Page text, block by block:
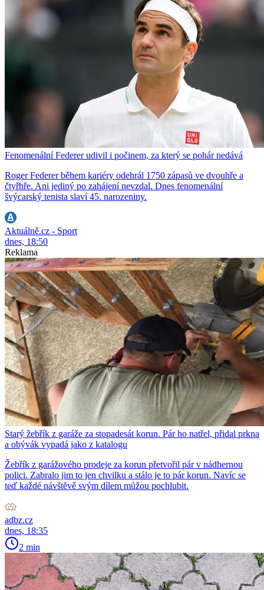
Fenomenální Federer udivil i počinem, za který se pohár nedává
Roger Federer během kariéry odehrál 1750 zápasů ve dvouhře a
čtyřhře. Ani jediný po zahájení nevzdal. Dnes fenomenální
švýcarský tenista slaví 45. narozeniny.
Aktuálně.cz - Sport
dnes, 18:50
Reklama
Starý žebřík z garáže za stopadesát korun. Pár ho natřel, přidal prkna
a obývák vypadá jako z katalogu
Žebřík z garážového prodeje za korun přetvořil pár v nádhernou
polici. Zabralo jim to jen chvilku a stálo je to pár korun. Navíc se
teď každé návštěvě svým dílem můžou pochlubit.
adbz.cz
dnes, 18:35
2 min